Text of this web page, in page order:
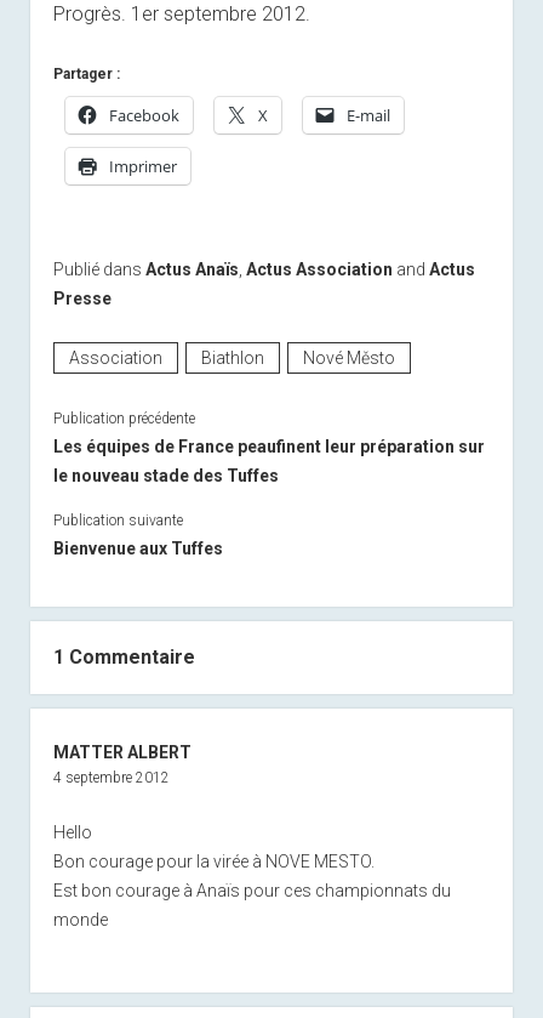
Progrès. 1er septembre 2012.
Partager :
Facebook X E-mail
Imprimer
Publié dans Actus Anaïs Actus Association and Actus
Presse
Association Biathlon Nové Město
Publication précédente
Les équipes de France peaufinent leur préparation sur
le nouveau stade des Tuffes
Publication suivante
Bienvenue aux Tuffes
1 Commentaire
MATTER ALBERT
4 septembre 2012
Hello
Bon courage pour la virée à NOVE MESTO.
Est bon courage à Anaïs pour ces championnats du
monde